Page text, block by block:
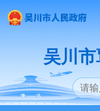
吴川